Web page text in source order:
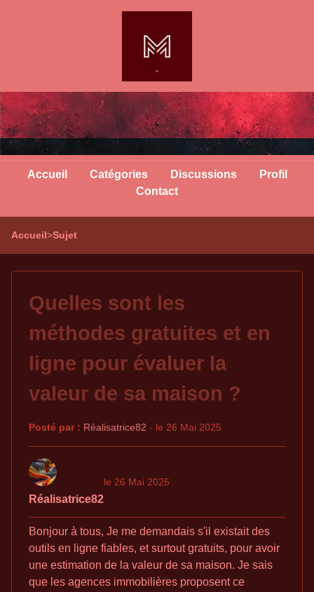
Accueil Catégories Discussions
Profil
Contact
Accueil>Sujet
Quelles sont les
méthodes gratuites et en
ligne pour évaluer la
valeur de sa maison ?
Posté par : Réalisatrice82 - le 26 Mai 2025
Réalisatrice82
le 26 Mai 2025
Bonjour à tous, Je me demandais s'il existait des
outils en ligne fiables, et surtout gratuits, pour avoir
une estimation de la valeur de sa maison. Je sais
que les agences immobilières proposent ce